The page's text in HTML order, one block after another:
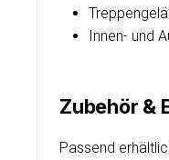
Innen- und
Zubehör &
Passend